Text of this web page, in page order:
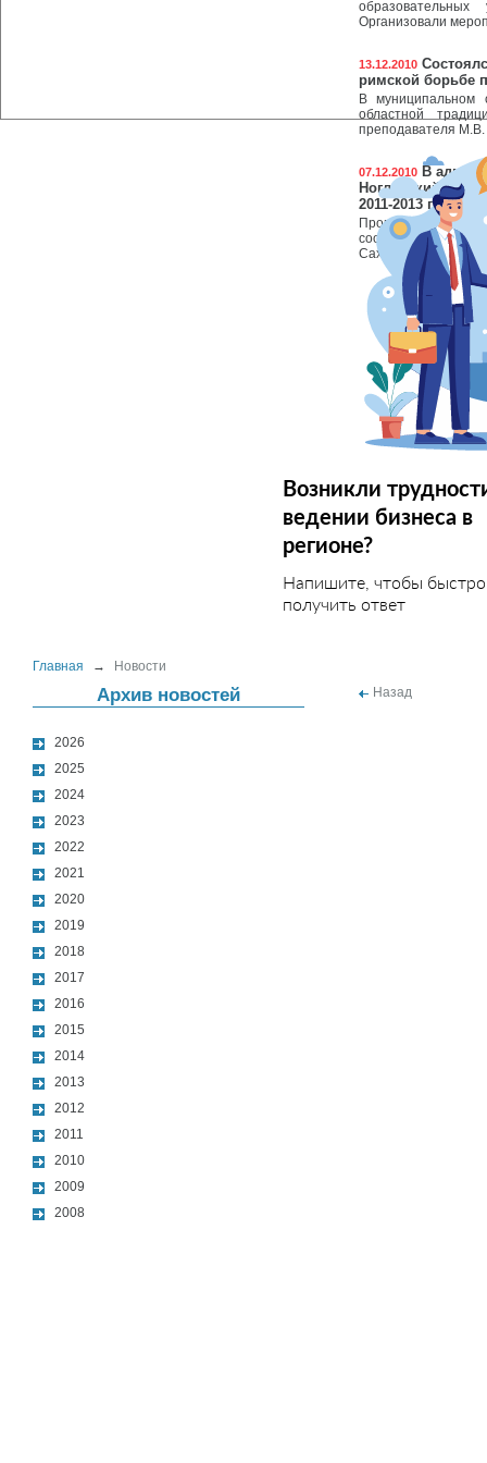
Возникли
ведении бизнеса в
регионе?
Напишите, чтобы быстро
получить ответ
Главная → Новости
Архив новостей
2026
2025
2024
2023
2022
2021
2020
2019
2018
2017
2016
2015
2014
2013
2012
2011
2010
2009
2008
образовательных
Организовали
13.12.2010
римской борьбе
В муниципальном
областной
преподавателя М.В.
07.12.2010 В
Ногликский»
2011-2013 годы.
Прогноз
соответствии со
Сахалинской
Назад